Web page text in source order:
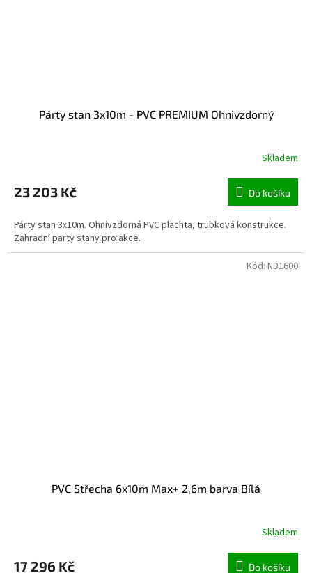
Párty stan 3x10m - PVC PREMIUM Ohnivzdorný
Skladem
23 203 Kč Do košíku
Párty stan 3x10m. Ohnivzdorná PVC plachta, trubková konstrukce.
Zahradní party stany pro akce.
PVC Střecha 6x10m Max+ 2,6m barva Bílá
Skladem
17 296 Kč Do košíku
Kód: ND1600